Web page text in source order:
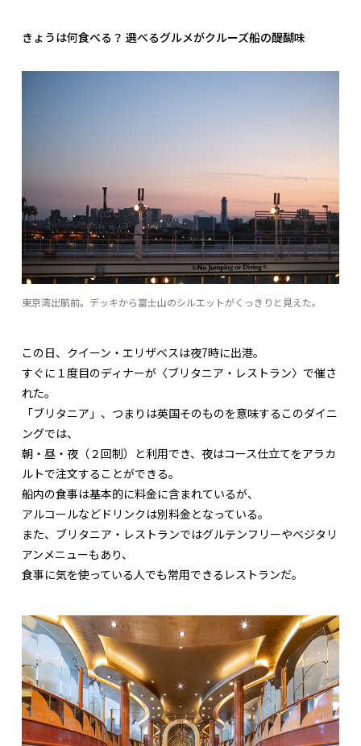
きょうは何食べる？ 選べるグルメがクルーズ船の醍醐味
東京湾出航前。デッキから富士山のシルエットがくっきりと見えた。
この日、クイーン・エリザベスは夜7時に出港。
すぐに１度目のディナーが〈ブリタニア・レストラン〉で催さ
れた。
「ブリタニア」、つまりは英国そのものを意味するこのダイニ
ングでは、
朝・昼・夜（２回制）と利用でき、夜はコース仕立てをアラカ
ルトで注文することができる。
船内の食事は基本的に料金に含まれているが、
アルコールなどドリンクは別料金となっている。
また、ブリタニア・レストランではグルテンフリーやベジタリ
アンメニューもあり、
食事に気を使っている人でも常用できるレストランだ。